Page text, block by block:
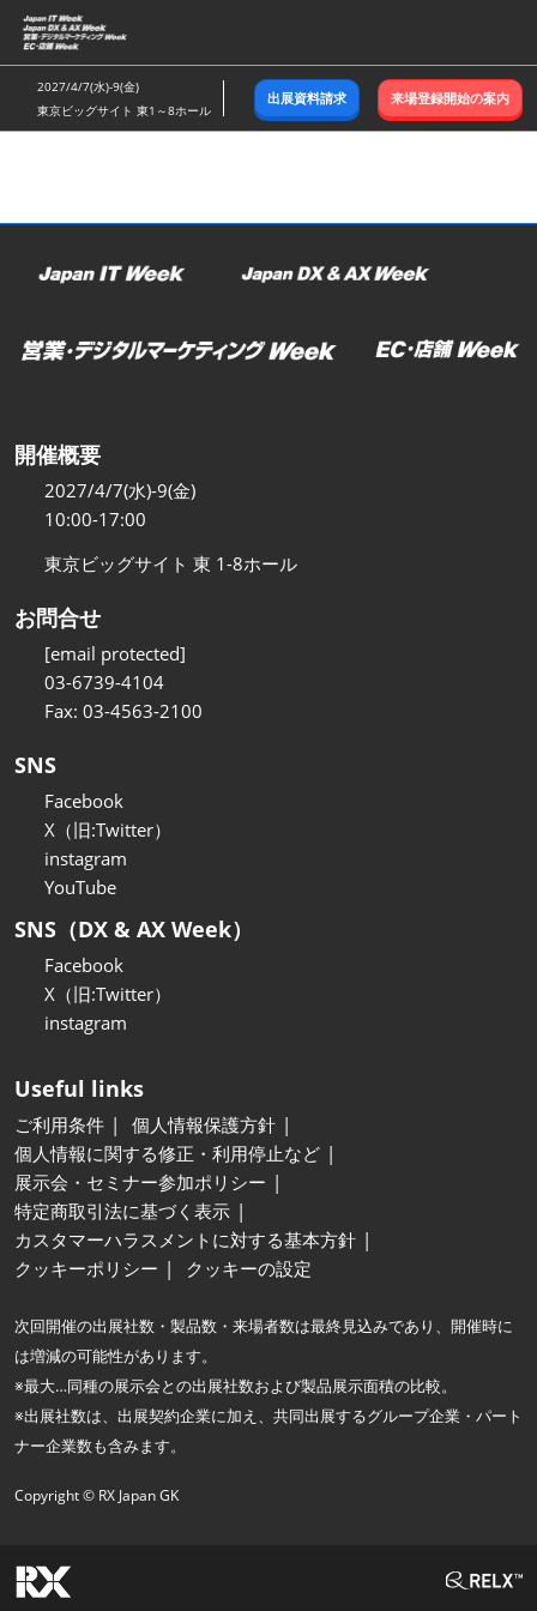
ス
キ
ッ
し
む
2027/4/7(水)-9(金)
東京ビッグサイト 東1～8ホール
出展資料請求 来場登録開始の案内
開催概要
2027/4/7(水)-9(金)
10:00-17:00
東京ビッグサイト 東 1-8ホール
お問合せ
[email protected]
03-6739-4104
Fax: 03-4563-2100
SNS
Facebook
X（旧:Twitter）
instagram
YouTube
SNS（DX & AX Week）
Facebook
X（旧:Twitter）
instagram
Useful links
ご利用条件
個人情報保護方針
個人情報に関する修正・利用停止など
展示会・セミナー参加ポリシー
特定商取引法に基づく表示
カスタマーハラスメントに対する基本方針
クッキーポリシー
クッキーの設定
次回開催の出展社数・製品数・来場者数は最終見込みであり、開催時に
は増減の可能性があります。
※最大…同種の展示会との出展社数および製品展示面積の比較。
※出展社数は、出展契約企業に加え、共同出展するグループ企業・パート
ナー企業数も含みます。
Copyright © RX Japan GK